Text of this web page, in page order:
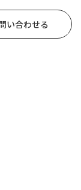
い合わせる